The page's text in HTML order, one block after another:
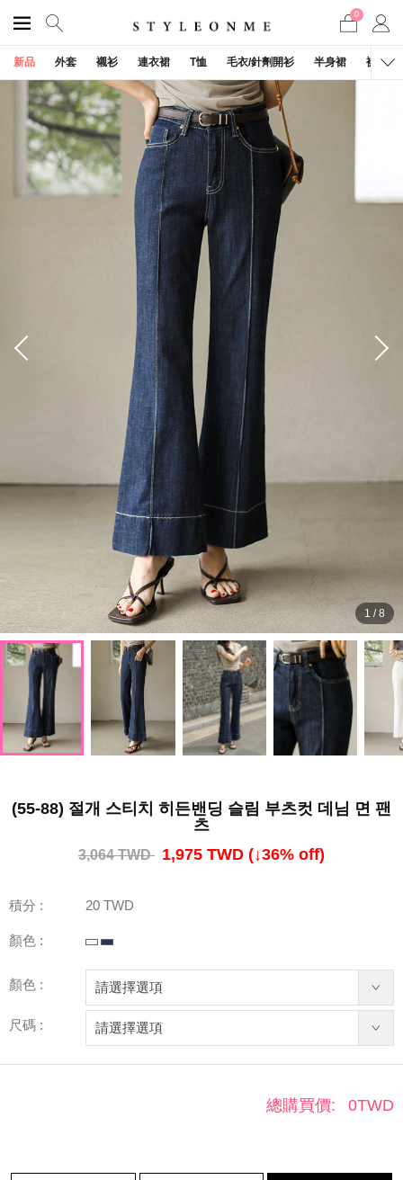
0
新品 外套 襯衫 連衣裙 T恤 毛衣/針劑開衫 半身裙 褲子
1 /8
(55-88) 절개 스티치 히든밴딩 슬림 부츠컷 데님 면 팬
츠
3,064 TWD 1,975 TWD (↓36% off)
積分 : 20 TWD
顏色 :
顏色 :
尺碼 :
總購買價: 0TWD